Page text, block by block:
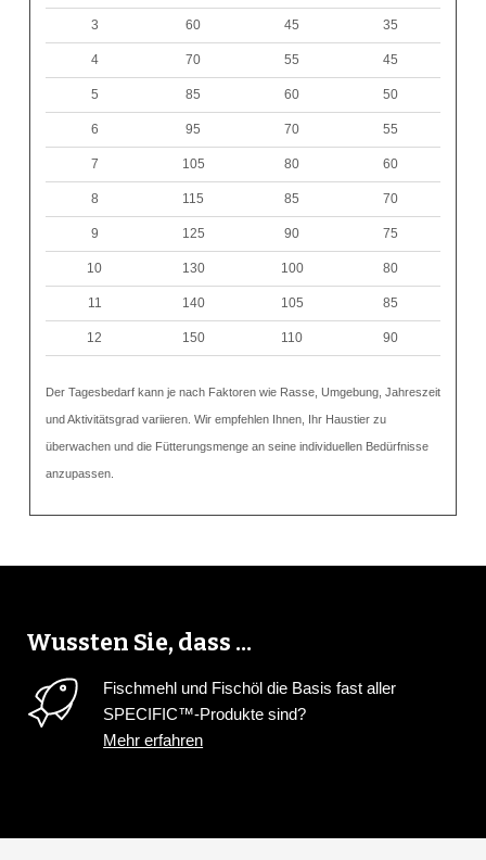
3 60 45 35
4 70 55 45
5 85 60 50
6 95 70 55
7 105 80 60
8 115 85 70
9 125 90 75
10 130 100 80
11 140 105 85
12 150 110 90
Der Tagesbedarf kann je nach Faktoren wie Rasse, Umgebung, Jahreszeit
und Aktivitätsgrad variieren. Wir empfehlen Ihnen, Ihr Haustier zu
überwachen und die Fütterungsmenge an seine individuellen Bedürfnisse
anzupassen.
Wussten Sie, dass ...
Fischmehl und Fischöl die Basis fast aller
SPECIFIC™-Produkte sind?
Mehr erfahren